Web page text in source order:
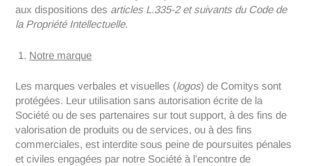
aux dispositions des articles L.335-2 et suivants du Code de
la Propriété Intellectuelle.
Notre marque
Les marques verbales et visuelles (logos) de Comitys sont
protégées. Leur utilisation sans autorisation écrite de la
Société ou de ses partenaires sur tout support, à des fins de
valorisation de produits ou de services, ou à des fins
commerciales, est interdite sous peine de poursuites pénales
et civiles engagées par notre Société à l’encontre de